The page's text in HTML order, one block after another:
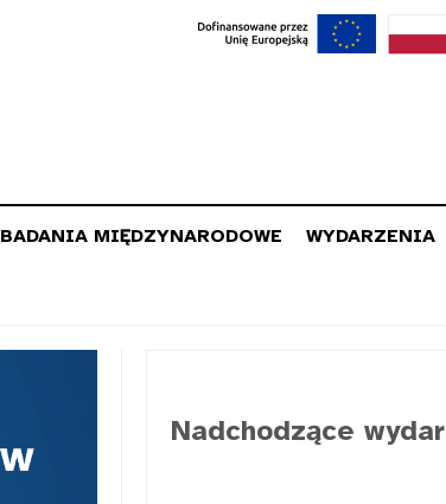
BADANIA MIĘDZYNARODOWE WYDARZENIA
Nadchodzące